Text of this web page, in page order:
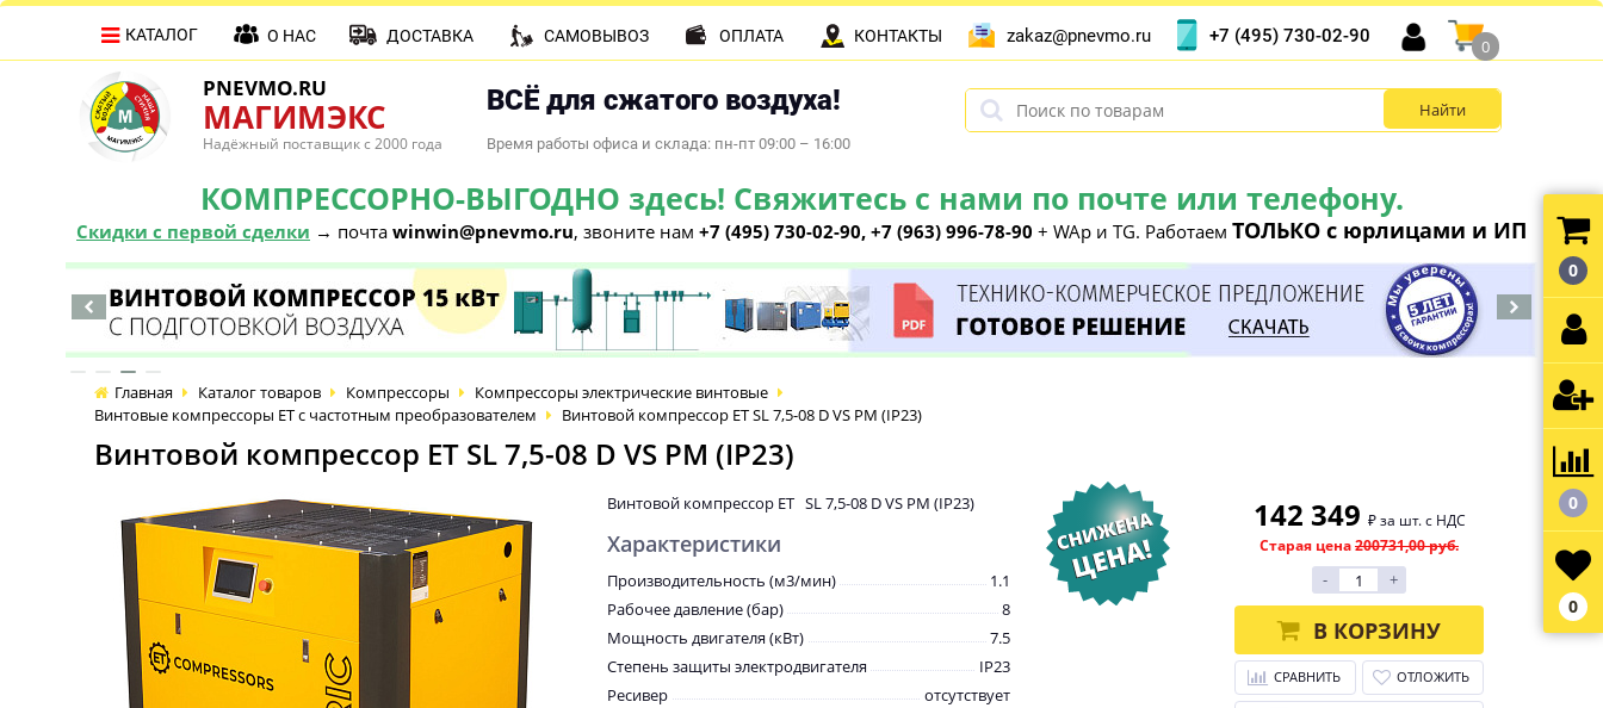
PNEVMO.RU
МАГИМЭКС
Надёжный поставщик с 2000 года
ВСЁ для сжатого воздуха!
Время работы офиса и склада: пн-пт 09:00 – 16:00
КОМПРЕССОРНО-ВЫГОДНО здесь! Свяжитесь с нами по почте или телефону.
Скидки с первой сделки → почта winwin@pnevmo.ru, звоните нам +7 (495) 730-02-90, +7 (963) 996-78-90 + WAp и TG. Работаем ТОЛЬКО с юрлицами и ИП
КАТАЛОГ О НАС ДОСТАВКА САМОВЫВОЗ ОПЛАТА КОНТАКТЫ zakaz@pnevmo.ru +7 (495) 730-02-90
0
Главная Каталог товаров Компрессоры
Компрессоры электрические винтовые
Винтовые компрессоры ET с частотным преобразователем
Винтовой компрессор ET SL 7,5-08 D VS PM (IP23)
Винтовой компрессор ET SL 7,5-08 D VS PM (IP23)
Винтовой компрессор ET SL 7,5-08 D VS PM (IP23)
Характеристики
Производительность (м3/мин)
1.1
Рабочее давление (бар)
8
Мощность двигателя (кВт)
7.5
Степень защиты электродвигателя
IP23
Ресивер
отсутствует
142 349 ₽ за шт. с НДС
Старая цена200731,00 руб.
- +
В КОРЗИНУ
СРАВНИТЬ ОТЛОЖИТЬ
0
0
0